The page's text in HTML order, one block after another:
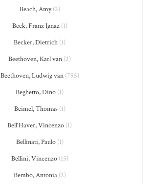
Beach, Amy(2)
Beck, Franz Ignaz(1)
Becker, Dietrich (1)
Beethoven, Karl van (2)
Beethoven, Ludwig van(795)
Beghetto, Dino (1)
Beimel, Thomas(1)
Bell'Haver, Vincenzo (1)
Bellinati, Paulo(1)
Bellini, Vincenzo(15)
Bembo, Antonia(2)